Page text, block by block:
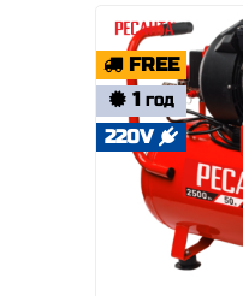
FREE
1
ГОД
220V